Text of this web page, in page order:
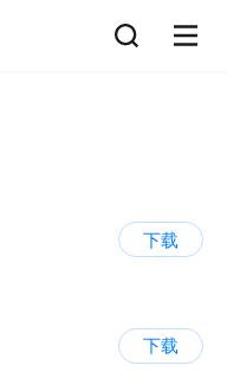
下载
下载